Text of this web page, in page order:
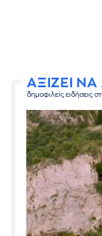
ΑΞΙΖΕΙ
δημοφιλείς ειδήσεις